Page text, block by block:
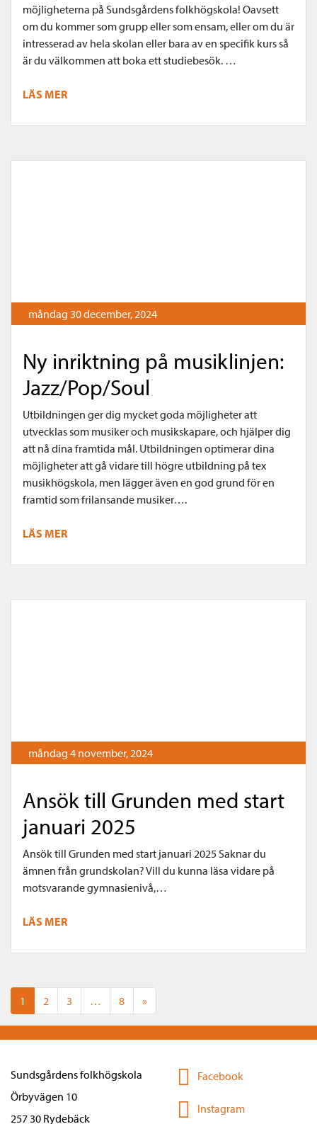
möjligheterna på Sundsgårdens folkhögskola! Oavsett
om du kommer som grupp eller som ensam, eller om du är
intresserad av hela skolan eller bara av en specifik kurs så
är du välkommen att boka ett studiebesök. …
LÄS MER
måndag 30 december, 2024
Ny inriktning på musiklinjen:
Jazz/Pop/Soul
Utbildningen ger dig mycket goda möjligheter att
utvecklas som musiker och musikskapare, och hjälper dig
att nå dina framtida mål. Utbildningen optimerar dina
möjligheter att gå vidare till högre utbildning på tex
musikhögskola, men lägger även en god grund för en
framtid som frilansande musiker….
LÄS MER
måndag 4 november, 2024
Ansök till Grunden med start
januari 2025
Ansök till Grunden med start januari 2025 Saknar du
ämnen från grundskolan? Vill du kunna läsa vidare på
motsvarande gymnasienivå,…
LÄS MER
Posts navigation
1 2 3 … 8 »
Sundsgårdens folkhögskola
Örbyvägen 10
257 30 Rydebäck
Facebook
Instagram